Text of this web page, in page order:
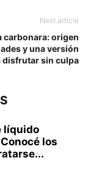
Next article
carbonara: origen
y una versión
disfrutar sin culpa
líquido
los